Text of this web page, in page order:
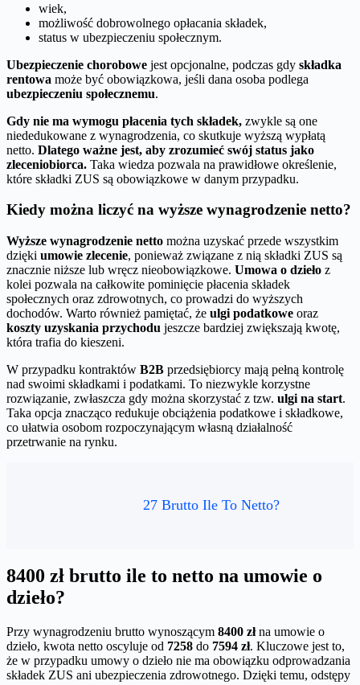
wiek,
możliwość dobrowolnego opłacania składek,
status w ubezpieczeniu społecznym.
Ubezpieczenie chorobowe jest opcjonalne, podczas gdy składka
rentowa może być obowiązkowa, jeśli dana osoba podlega
ubezpieczeniu społecznemu.
Gdy nie ma wymogu płacenia tych składek, zwykle są one
niededukowane z wynagrodzenia, co skutkuje wyższą wypłatą
netto. Dlatego ważne jest, aby zrozumieć swój status jako
zleceniobiorca. Taka wiedza pozwala na prawidłowe określenie,
które składki ZUS są obowiązkowe w danym przypadku.
Kiedy można liczyć na wyższe wynagrodzenie netto?
Wyższe wynagrodzenie netto można uzyskać przede wszystkim
dzięki umowie zlecenie, ponieważ związane z nią składki ZUS są
znacznie niższe lub wręcz nieobowiązkowe. Umowa o dzieło z
kolei pozwala na całkowite pominięcie płacenia składek
społecznych oraz zdrowotnych, co prowadzi do wyższych
dochodów. Warto również pamiętać, że ulgi podatkowe oraz
koszty uzyskania przychodu jeszcze bardziej zwiększają kwotę,
która trafia do kieszeni.
W przypadku kontraktów B2B przedsiębiorcy mają pełną kontrolę
nad swoimi składkami i podatkami. To niezwykle korzystne
rozwiązanie, zwłaszcza gdy można skorzystać z tzw. ulgi na start.
Taka opcja znacząco redukuje obciążenia podatkowe i składkowe,
co ułatwia osobom rozpoczynającym własną działalność
przetrwanie na rynku.
27 Brutto Ile To Netto?
8400 zł brutto ile to netto na umowie o
dzieło?
Przy wynagrodzeniu brutto wynoszącym 8400 złna umowie o
dzieło, kwota netto oscyluje od 7258 do 7594 zł. Kluczowe jest to,
że w przypadku umowy o dzieło nie ma obowiązku odprowadzania
składek ZUS ani ubezpieczenia zdrowotnego. Dzięki temu, odstępy